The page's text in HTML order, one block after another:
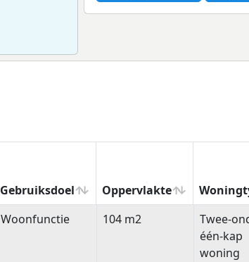
Gebruiksdoel Oppervlakte
Gebruiksdoel Oppervlakte
Woonfunctie 104 m2
Twee-
één-kap
woning